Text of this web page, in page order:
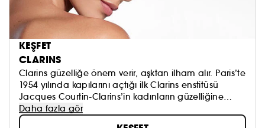
KEŞFET
CLARINS
Clarins güzelliğe önem verir, aşktan ilham alır. Paris’te
1954 yılında kapılarını açtığı ilk Clarins enstitüsü
Jacques Courtin-Clarins’in kadınların güzelliğine
duyduğu aşk ve saygıdan doğmuştur. Lüks segment
Cilt bakımı kategorisinde Avrupa’nın 1 numaralı
Daha fazla gör